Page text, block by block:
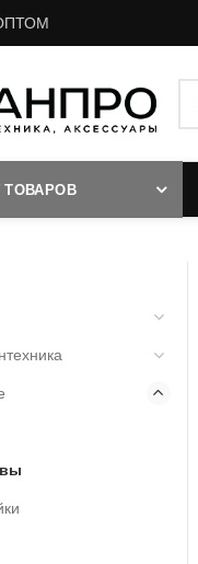
ТОВАРОВ